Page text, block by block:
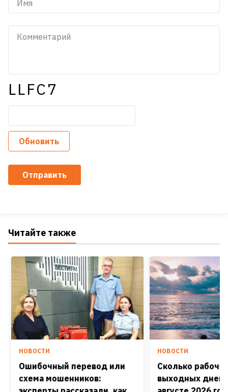
LLFC7
Обновить
Отправить
Читайте также
НОВОСТИ
Ошибочный перевод или
схема мошенников:
НОВОСТИ
Сколько
выходных дней